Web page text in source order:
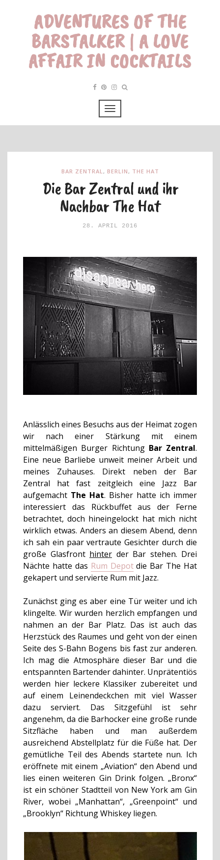
ADVENTURES OF THE
BARSTALKER | A LOVE
AFFAIR IN COCKTAILS
BAR ZENTRAL, BERLIN, THE HAT
Die Bar Zentral und ihr
Nachbar The Hat
28. APRIL 2016
Anlässlich eines Besuchs aus der Heimat zogen
wir nach einer Stärkung mit einem
mittelmäßigen Burger Richtung Bar Zentral.
Eine neue Barliebe unweit meiner Arbeit und
meines Zuhauses. Direkt neben der Bar
Zentral hat fast zeitgleich eine Jazz Bar
aufgemacht The Hat. Bisher hatte ich immer
interessiert das Rückbuffet aus der Ferne
betrachtet, doch hineingelockt hat mich nicht
wirklich etwas. Anders an diesem Abend, denn
ich sah ein paar vertraute Gesichter durch die
große Glasfront hinter der Bar stehen. Drei
Nächte hatte das Rum Depotdie Bar The Hat
gekapert und servierte Rum mit Jazz.
Zunächst ging es aber eine Tür weiter und ich
klingelte. Wir wurden herzlich empfangen und
nahmen an der Bar Platz. Das ist auch das
Herzstück des Raumes und geht von der einen
Seite des S-Bahn Bogens bis fast zur anderen.
Ich mag die Atmosphäre dieser Bar und die
entspannten Bartender dahinter. Unprätentiös
werden hier leckere Klassiker zubereitet und
auf einem Leinendeckchen mit viel Wasser
dazu serviert. Das Sitzgefühl ist sehr
angenehm, da die Barhocker eine große runde
Sitzfläche haben und man außerdem
ausreichend Abstellplatz für die Füße hat. Der
gemütliche Teil des Abends startete nun. Ich
eröffnete mit einem „Aviation“ den Abend und
lies einen weiteren Gin Drink folgen. „Bronx“
ist ein schöner Stadtteil von New York am Gin
River, wobei „Manhattan“, „Greenpoint“ und
„Brooklyn“ Richtung Whiskey liegen.